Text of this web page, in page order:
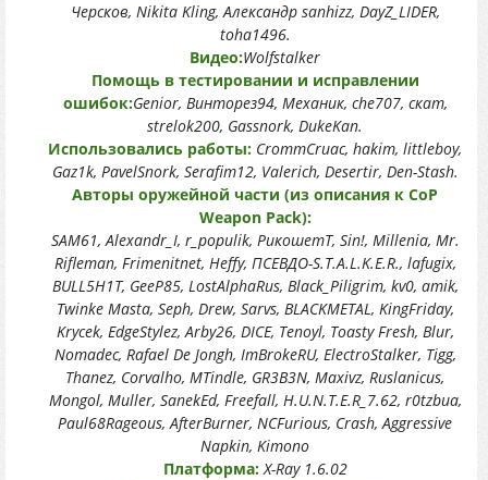
Черсков, Nikita Kling, Александр sanhizz, DayZ_LIDER,
toha1496.
Видео:Wolfstalker
Помощь в тестировании и исправлении
ошибок:Genior, Винторез94, Механик, che707, скат,
strelok200, Gassnork, DukeKan.
Использовались работы: CrommCruac, hakim, littleboy,
Gaz1k, PavelSnork, Serafim12, Valerich, Desertir, Den-Stash.
Авторы оружейной части (из описания к CoP
Weapon Pack):
SAM61, Alexandr_I, r_populik, РикошетТ, Sin!, Millenia, Mr.
Rifleman, Frimenitnet, Heffy, ПСЕВДО-S.T.A.L.K.E.R., lafugix,
BULL5H1T, GeeP85, LostAlphaRus, Black_Piligrim, kv0, amik,
Twinke Masta, Seph, Drew, Sarvs, BLACKMETAL, KingFriday,
Krycek, EdgeStylez, Arby26, DICE, Tenoyl, Toasty Fresh, Blur,
Nomadec, Rafael De Jongh, ImBrokeRU, ElectroStalker, Tigg,
Thanez, Corvalho, MTindle, GR3B3N, Maxivz, Ruslanicus,
Mongol, Muller, SanekEd, Freefall, H.U.N.T.E.R_7.62, r0tzbua,
Paul68Rageous, AfterBurner, NCFurious, Crash, Aggressive
Napkin, Kimono
Платформа: X-Ray 1.6.02